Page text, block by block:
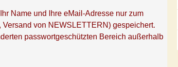
Name und Ihre eMail-Adresse nur zum
von NEWSLETTERN) gespeichert.
passwortgeschützten Bereich außerhalb